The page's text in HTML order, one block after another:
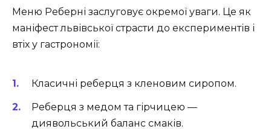
Меню Реберні заслуговує окремої уваги. Це як
маніфест львівської страсти до експериментів і
втіх у гастрономії:
Класичні реберця з кленовим сиропом.
Реберця з медом та гірчицею —
диявольський баланс смаків.